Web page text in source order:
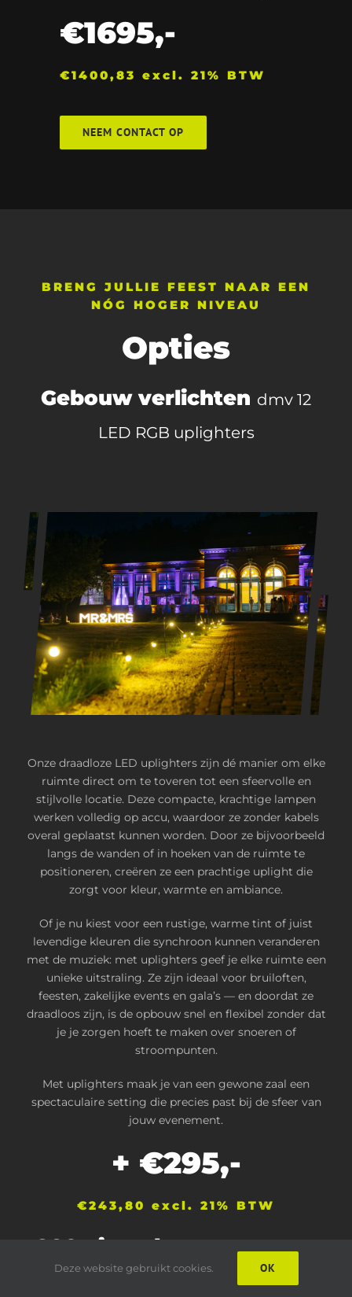
€1695,-
€1400,83 excl. 21% BTW
NEEM CONTACT OP
BRENG JULLIE FEEST NAAR EEN
NÓG HOGER NIVEAU
Opties
Gebouw verlichten dmv 12
LED RGB uplighters
Onze draadloze LED uplighters zijn dé manier om elke
ruimte direct om te toveren tot een sfeervolle en
stijlvolle locatie. Deze compacte, krachtige lampen
werken volledig op accu, waardoor ze zonder kabels
overal geplaatst kunnen worden. Door ze bijvoorbeeld
langs de wanden of in hoeken van de ruimte te
positioneren, creëren ze een prachtige uplight die
zorgt voor kleur, warmte en ambiance.
Of je nu kiest voor een rustige, warme tint of juist
levendige kleuren die synchroon kunnen veranderen
met de muziek: met uplighters geef je elke ruimte een
unieke uitstraling. Ze zijn ideaal voor bruiloften,
feesten, zakelijke events en gala’s — en doordat ze
draadloos zijn, is de opbouw snel en flexibel zonder dat
je je zorgen hoeft te maken over snoeren of
stroompunten.
Met uplighters maak je van een gewone zaal een
spectaculaire setting die precies past bij de sfeer van
jouw evenement.
+ €295,-
€243,80 excl. 21% BTW
CO2 pistool
60 seconden totaal
Deze website gebruikt cookies. OK